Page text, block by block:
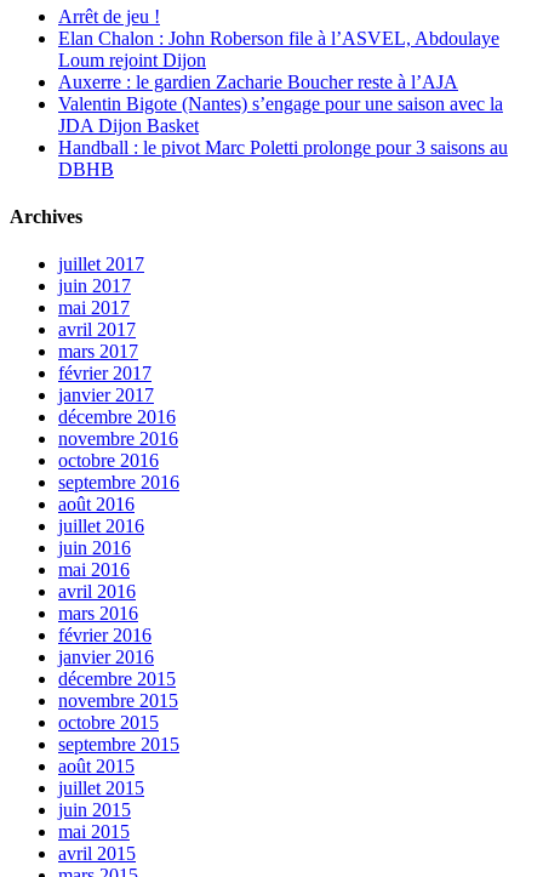
Arrêt de jeu !
Elan Chalon : John Roberson file à l’ASVEL, Abdoulaye
Loum rejoint Dijon
Auxerre : le gardien Zacharie Boucher reste à l’AJA
Valentin Bigote (Nantes) s’engage pour une saison avec la
JDA Dijon Basket
Handball : le pivot Marc Poletti prolonge pour 3 saisons au
DBHB
Archives
juillet 2017
juin 2017
mai 2017
avril 2017
mars 2017
février 2017
janvier 2017
décembre 2016
novembre 2016
octobre 2016
septembre 2016
août 2016
juillet 2016
juin 2016
mai 2016
avril 2016
mars 2016
février 2016
janvier 2016
décembre 2015
novembre 2015
octobre 2015
septembre 2015
août 2015
juillet 2015
juin 2015
mai 2015
avril 2015